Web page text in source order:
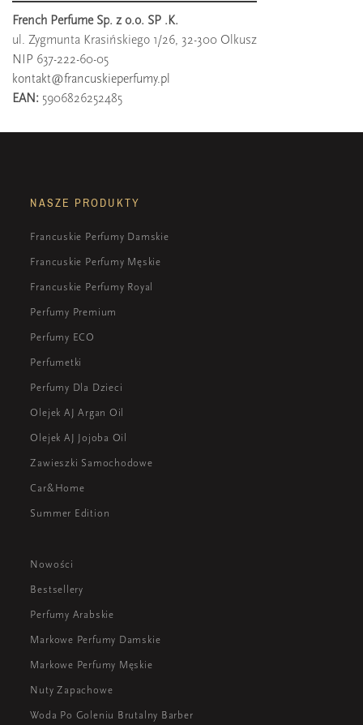
French Perfume Sp. z o.o. SP .K.
ul. Zygmunta Krasińskiego 1/26, 32-300 Olkusz
NIP 637-222-60-05
kontakt@francuskieperfumy.pl
EAN: 5906826252485
NASZE PRODUKTY
Francuskie Perfumy Damskie
Francuskie Perfumy Męskie
Francuskie Perfumy Royal
Perfumy Premium
Perfumy ECO
Perfumetki
Perfumy Dla Dzieci
Olejek AJ Argan Oil
Olejek AJ Jojoba Oil
Zawieszki Samochodowe
Car&Home
Summer Edition
Nowości
Bestsellery
Perfumy Arabskie
Markowe Perfumy Damskie
Markowe Perfumy Męskie
Nuty Zapachowe
Woda Po Goleniu Brutalny Barber